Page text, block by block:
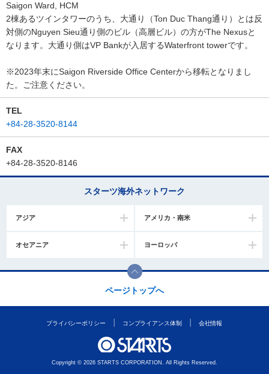
Saigon Ward, HCM
2棟あるツインタワーのうち、大通り（Ton Duc Thang通り）とは反
対側のNguyen Sieu通り側のビル（高層ビル）の方がThe Nexusと
なります。大通り側はVP Bankが入居するWaterfront towerです。
※2023年末にSaigon Riverside Office Centerから移転となりまし
た。ご注意ください。
TEL
+84-28-3520-8144
FAX
+84-28-3520-8146
スターツ海外ネットワーク
アジア アメリカ・南米
オセアニア ヨーロッパ
ページトップへ
プライバシーポリシー コンプライアンス体制 会社情報
Copyright © 2026 STARTS CORPORATION. All Rights Reserved.